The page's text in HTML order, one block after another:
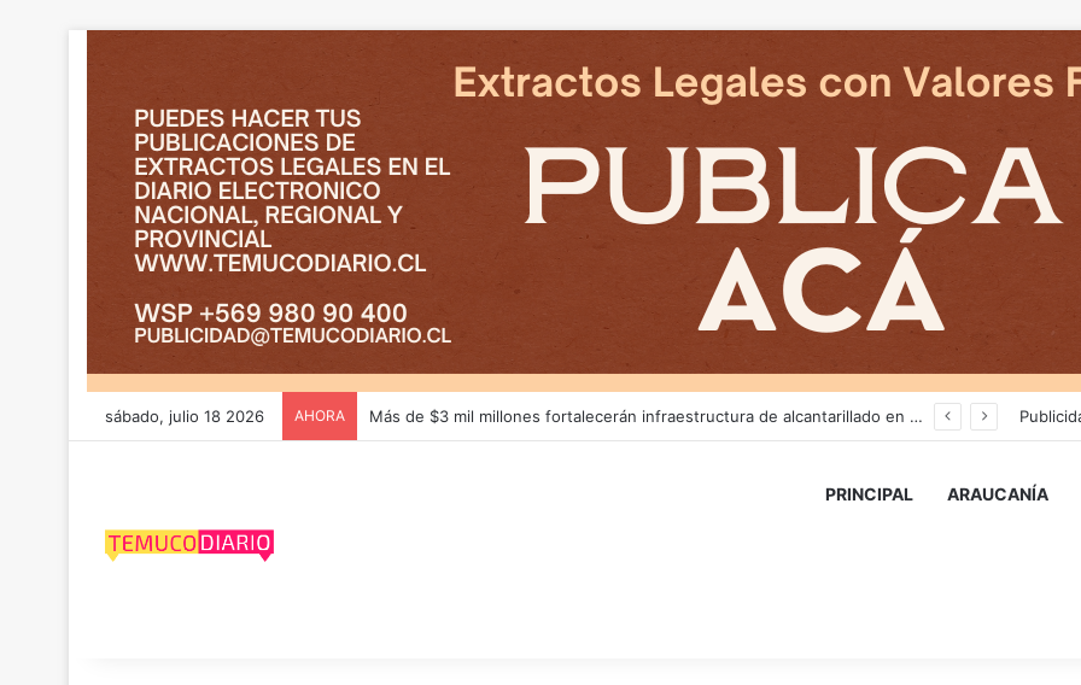
sábado, julio 18 2026 AHORA Tras nuevos ataques a Carabineros: Diputado Tomás Kast llama al PC a retirar proyecto que busca derogar parte de la Ley Naín-Retamal
PRINCIPAL ARAUCANÍA